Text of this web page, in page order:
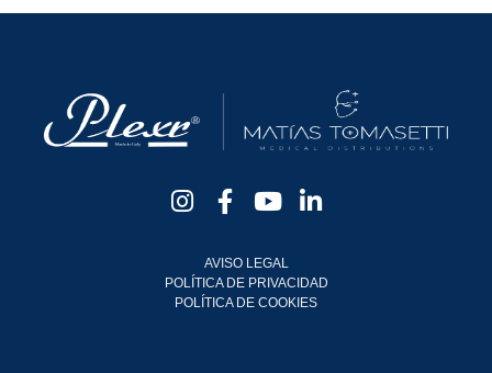
AVISO LEGAL
POLÍTICA DE PRIVACIDAD
POLÍTICA DE COOKIES